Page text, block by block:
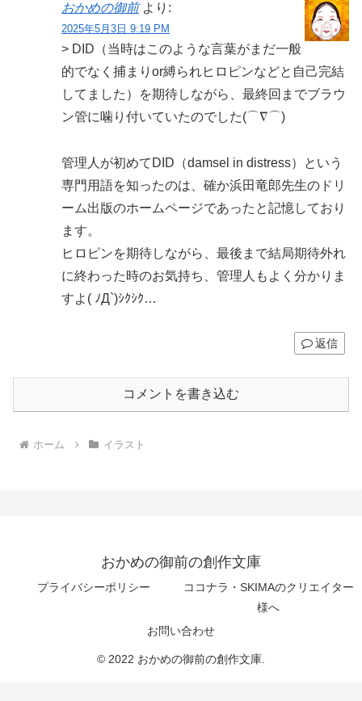
おかめの御前 より:
2025年5月3日 9:19 PM
> DID（当時はこのような言葉がまだ一般
的でなく捕まりor縛られヒロピンなどと自己完結
してました）を期待しながら、最終回までブラウ
ン管に噛り付いていたのでした(⌒∇⌒)
管理人が初めてDID（damsel in distress）という
専門用語を知ったのは、確か浜田竜郎先生のドリ
ーム出版のホームページであったと記憶しており
ます。
ヒロピンを期待しながら、最後まで結局期待外れ
に終わった時のお気持ち、管理人もよく分かりま
すよ( ﾉД`)ｼｸｼｸ…
返信
コメントを書き込む
ホーム イラスト
おかめの御前の創作文庫
プライバシーポリシー
ココナラ・SKIMAのクリエイター
様へ
お問い合わせ
© 2022 おかめの御前の創作文庫.